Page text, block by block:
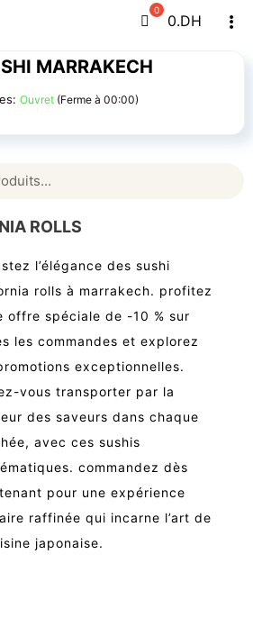
0.DH
MARRAKECH
Ouvret(Ferme à 00:00)
ROLLS
l’élégance des sushi
rolls à marrakech. profitez
offre spéciale de -10 % sur
les commandes et explorez
exceptionnelles.
vous transporter par la
des saveurs dans chaque
avec ces sushis
commandez dès
pour une expérience
raffinée qui incarne l’art de
japonaise.